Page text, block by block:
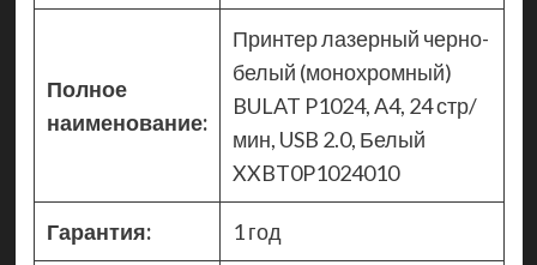
Полное
наименование:
Принтер лазерный черно-
белый (монохромный)
BULAT P1024, A4, 24 стр/
мин, USB 2.0, Белый
XXBT0P1024010
Гарантия: 1 год